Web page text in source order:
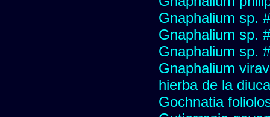
Gnaphalium sp.
Gnaphalium sp.
Gnaphalium sp.
Gnaphalium
hierba de la
Gochnatia